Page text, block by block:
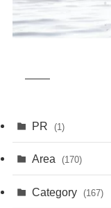
PR (1)
Area (170)
(1)
Category (167)